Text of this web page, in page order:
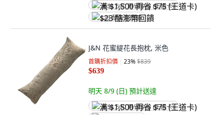
满 $1,500 再省 $75 (王道卡)
$23 酷澎幣回饋
J&N 花蜜緹花長抱枕, 米色
首購折扣價 23%$839
$639
明天 8/9 (日) 預計送達
满 $1,500 再省 $75 (王道卡)